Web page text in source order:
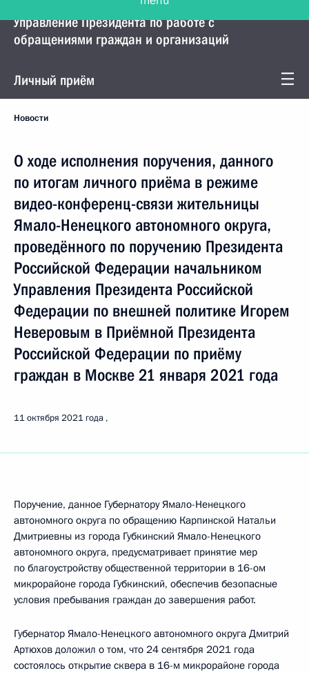
Управление Президента по работе с
обращениями граждан и организаций
Личный приём
Новости
О ходе исполнения поручения, данного
по итогам личного приёма в режиме
видео-конференц-связи жительницы
Ямало-Ненецкого автономного округа,
проведённого по поручению Президента
Российской Федерации начальником
Управления Президента Российской
Федерации по внешней политике Игорем
Неверовым в Приёмной Президента
Российской Федерации по приёму
граждан в Москве 21 января 2021 года
11 октября 2021 года
Поручение, данное Губернатору Ямало-Ненецкого
автономного округа по обращению Карпинской Натальи
Дмитриевны из города Губкинский Ямало-Ненецкого
автономного округа, предусматривает принятие мер
по благоустройству общественной территории в 16-ом
микрорайоне города Губкинский, обеспечив безопасные
условия пребывания граждан до завершения работ.
Губернатор Ямало-Ненецкого автономного округа Дмитрий
Артюхов доложил о том, что 24 сентября 2021 года
состоялось открытие сквера в 16-м микрорайоне города